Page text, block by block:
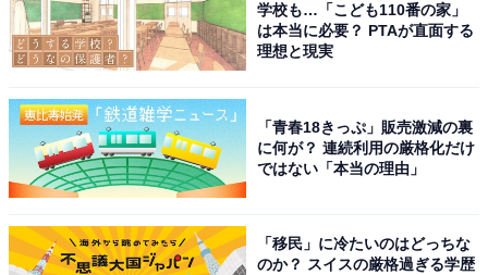
学校も…「こども110番の家」
は本当に必要？ PTAが直面する
理想と現実
「青春18きっぷ」販売激減の裏
に何が？ 連続利用の厳格化だけ
ではない「本当の理由」
「移民」に冷たいのはどっちな
のか？ スイスの厳格過ぎる学歴